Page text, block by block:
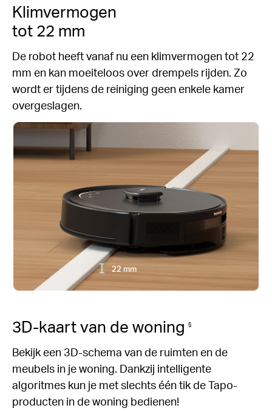
22 mm
Klimvermogen
tot 22 mm
De robot heeft vanaf nu een klimvermogen tot 22
mm en kan moeiteloos over drempels rijden. Zo
wordt er tijdens de reiniging geen enkele kamer
overgeslagen.
3D-kaart van de woning §
Bekijk een 3D-schema van de ruimten en de
meubels in je woning. Dankzij intelligente
algoritmes kun je met slechts één tik de Tapo-
producten in de woning bedienen!